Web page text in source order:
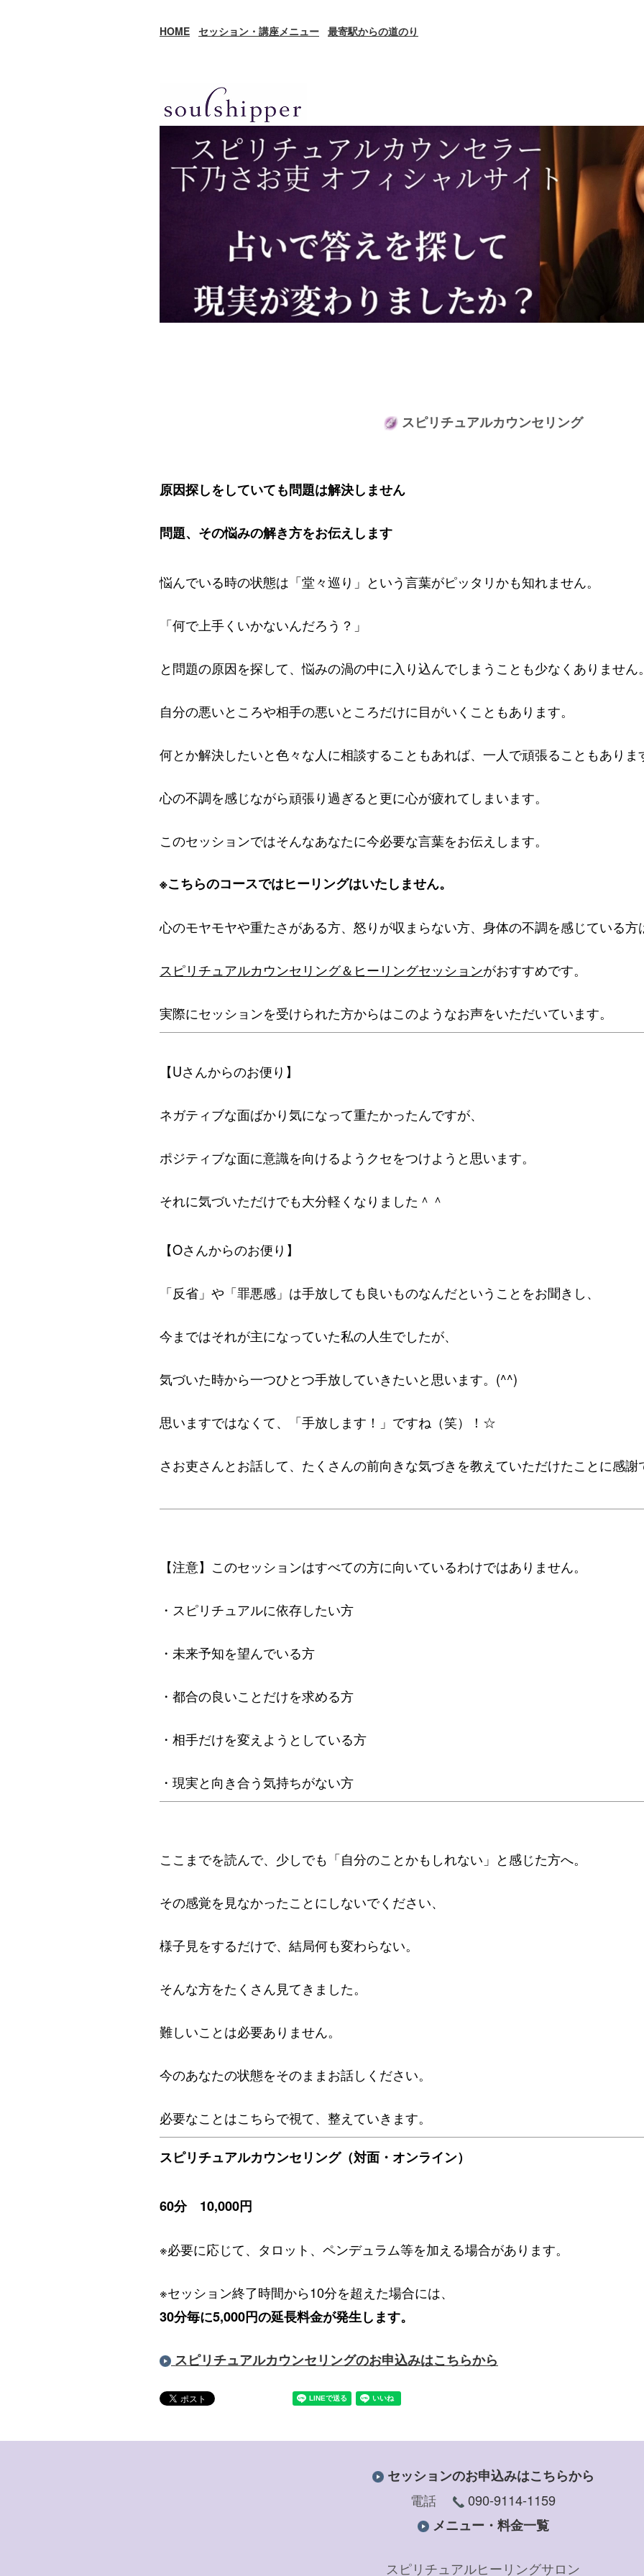
HOME セッション・講座メニュー 最寄駅からの道のり
スピリチュアルカウンセリング
原因探しをしていても問題は解決しません
問題、その悩みの解き方をお伝えします
悩んでいる時の状態は「堂々巡り」という言葉がピッタリかも知れません。
「何で上手くいかないんだろう？」
と問題の原因を探して、悩みの渦の中に入り込んでしまうことも少なくありません
自分の悪いところや相手の悪いところだけに目がいくこともあります。
何とか解決したいと色々な人に相談することもあれば、一人で頑張ることもありま
心の不調を感じながら頑張り過ぎると更に心が疲れてしまいます。
このセッションではそんなあなたに今必要な言葉をお伝えします。
※こちらのコースではヒーリングはいたしません。
心のモヤモヤや重たさがある方、怒りが収まらない方、身体の不調を感じている方
スピリチュアルカウンセリング＆ヒーリングセッションがおすすめです。
実際にセッションを受けられた方からはこのようなお声をいただいています。
【Uさんからのお便り】
ネガティブな面ばかり気になって重たかったんですが、
ポジティブな面に意識を向けるようクセをつけようと思います。
それに気づいただけでも大分軽くなりました＾＾
【Oさんからのお便り】
「反省」や「罪悪感」は手放しても良いものなんだということをお聞きし、
今まではそれが主になっていた私の人生でしたが、
気づいた時から一つひとつ手放していきたいと思います。(^^)
思いますではなくて、「手放します！」ですね（笑）！☆
さお吏さんとお話して、たくさんの前向きな気づきを教えていただけたことに感
【注意】このセッションはすべての方に向いているわけではありません。
・スピリチュアルに依存したい方
・未来予知を望んでいる方
・都合の良いことだけを求める方
・相手だけを変えようとしている方
・現実と向き合う気持ちがない方
ここまでを読んで、少しでも「自分のことかもしれない」と感じた方へ。
その感覚を見なかったことにしないでください、
様子見をするだけで、結局何も変わらない。
そんな方をたくさん見てきました。
難しいことは必要ありません。
今のあなたの状態をそのままお話しください。
必要なことはこちらで視て、整えていきます。
スピリチュアルカウンセリング（対面・オンライン）
60分 10,000円
※必要に応じて、タロット、ペンデュラム等を加える場合があります。
※セッション終了時間から10分を超えた場合には、
30分毎に5,000円の延長料金が発生します。
スピリチュアルカウンセリングのお申込みはこちらから
セッションのお申込みはこちらから
電話
090-9114-1159
メニュー・料金一覧
スピリチュアルヒーリングサロン